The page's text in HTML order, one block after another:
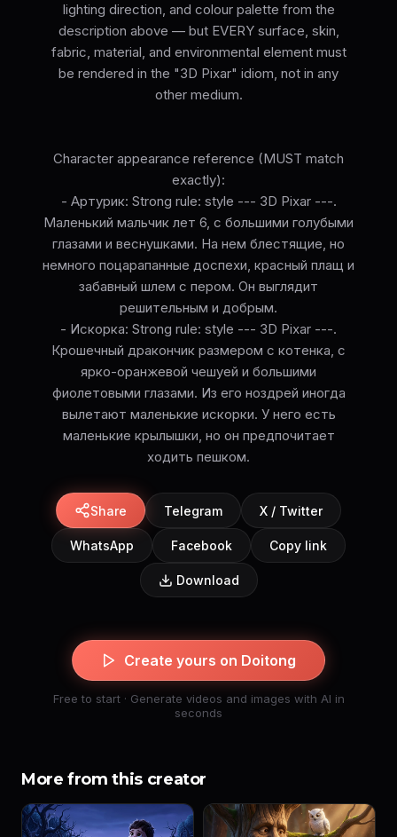
lighting direction, and colour palette from the
description above — but EVERY surface, skin,
fabric, material, and environmental element must
be rendered in the "3D Pixar" idiom, not in any
other medium.
Character appearance reference (MUST match
exactly):
- Артурик: Strong rule: style --- 3D Pixar ---.
Маленький мальчик лет 6, с большими голубыми
глазами и веснушками. На нем блестящие, но
немного поцарапанные доспехи, красный плащ и
забавный шлем с пером. Он выглядит
решительным и добрым.
- Искорка: Strong rule: style --- 3D Pixar ---.
Крошечный дракончик размером с котенка, с
ярко-оранжевой чешуей и большими
фиолетовыми глазами. Из его ноздрей иногда
вылетают маленькие искорки. У него есть
маленькие крылышки, но он предпочитает
ходить пешком.
Share Telegram X / Twitter
WhatsApp Facebook Copy link
Download
Create yours on Doitong
Free to start · Generate videos and images with AI in
seconds
More from this creator